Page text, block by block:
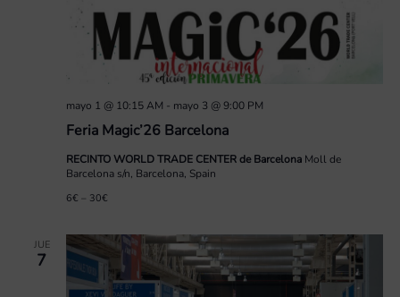
Feria Magic’26 Barcelona
mayo 1 @ 10:15 AM - mayo 3 @ 9:00 PM
RECINTO WORLD TRADE CENTER de Barcelona Moll de
Barcelona s/n, Barcelona, Spain
6€ – 30€
JUE
7